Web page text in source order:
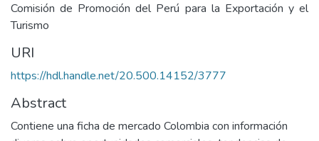
Comisión de Promoción del Perú para la Exportación y el
Turismo
URI
https://hdl.handle.net/20.500.14152/3777
Abstract
Contiene una ficha de mercado Colombia con información